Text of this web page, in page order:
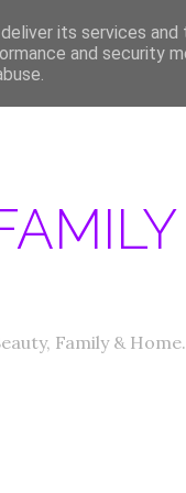
MEDIA DATEN
Family &
its services
and security